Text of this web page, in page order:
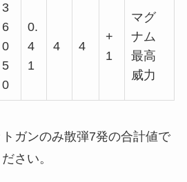
3
6
0
5
0
0.
4
1
4 4
+
1
マグ
ナム
最高
威力
ガンのみ散弾7発の合計値で
さい。